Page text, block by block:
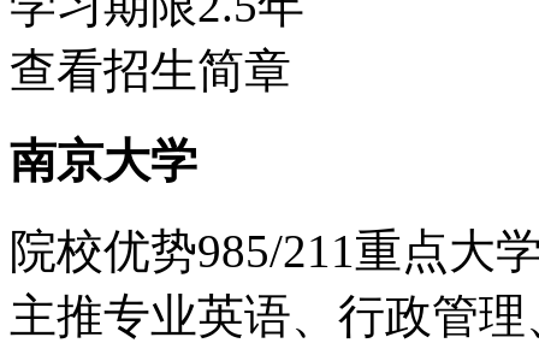
查看招生简章
南京大学
院校优势985/211重点大
主推专业英语、行政管